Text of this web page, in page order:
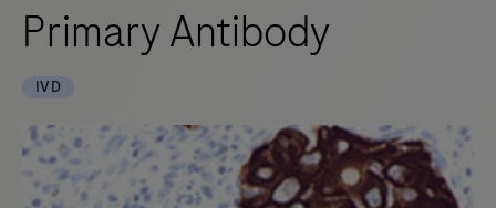
Primary Antibody
IVD